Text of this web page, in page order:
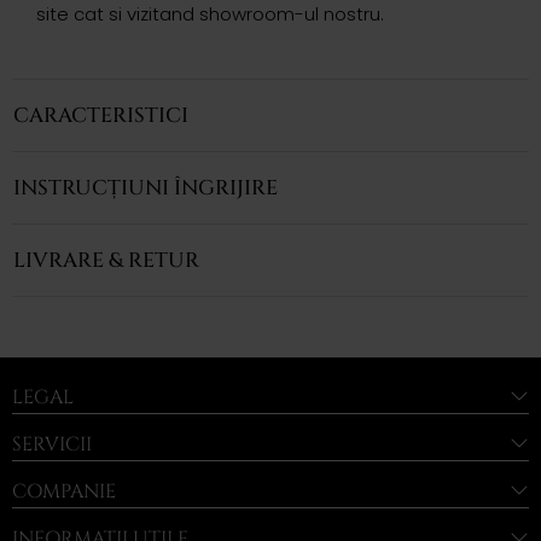
site cat si vizitand showroom-ul nostru.
CARACTERISTICI
INSTRUCȚIUNI ÎNGRIJIRE
LIVRARE & RETUR
LEGAL
SERVICII
COMPANIE